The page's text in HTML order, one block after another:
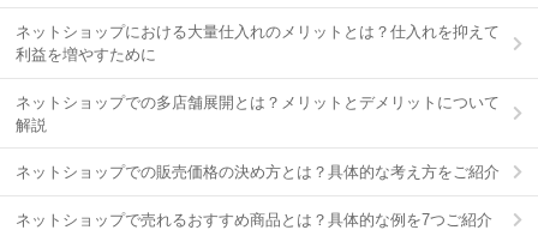
ネットショップにおける大量仕入れのメリットとは？仕入れを抑えて
利益を増やすために
ネットショップでの多店舗展開とは？メリットとデメリットについて
解説
ネットショップでの販売価格の決め方とは？具体的な考え方をご紹介
ネットショップで売れるおすすめ商品とは？具体的な例を7つご紹介